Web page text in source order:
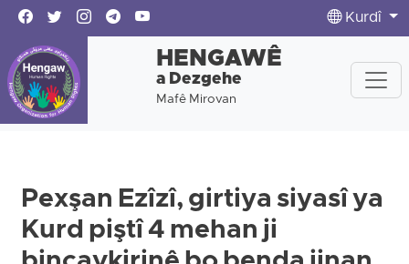
Kurdî
HENGAWÊ
a Dezgehe
Mafê Mirovan
Pexşan Ezîzî, girtiya siyasî ya
Kurd piştî 4 mehan ji